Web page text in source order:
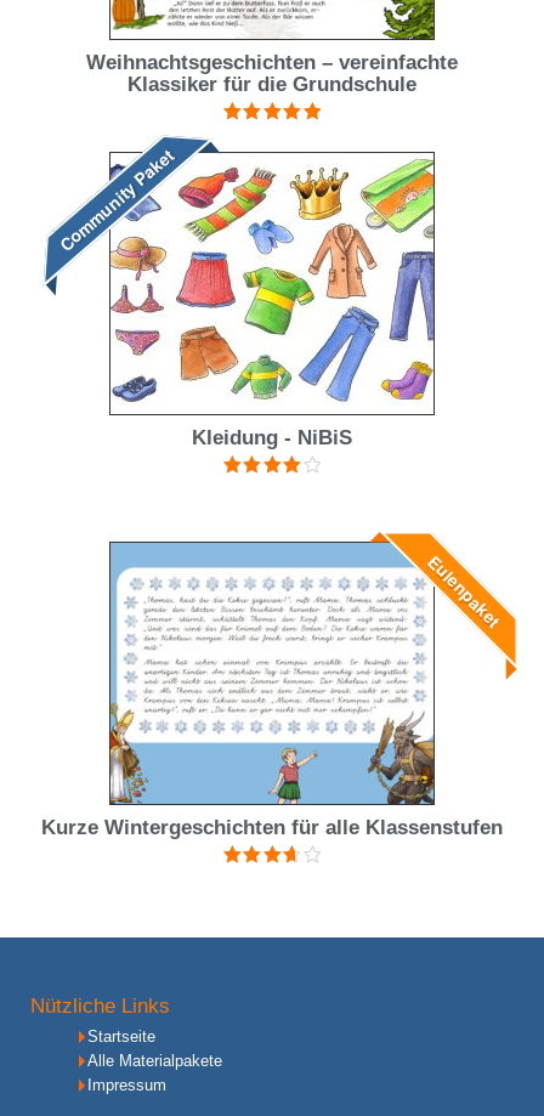
Weihnachtsgeschichten – vereinfachte
Klassiker für die Grundschule
5.00von 5
Community Paket
Kleidung - NiBiS
Eulenpaket
Kurze Wintergeschichten für alle Klassenstufen
Nützliche Links
Startseite
Alle Materialpakete
Impressum